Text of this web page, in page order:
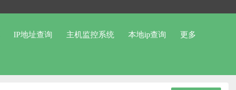
IP地址查询 主机监控系统 本地ip查询 更多